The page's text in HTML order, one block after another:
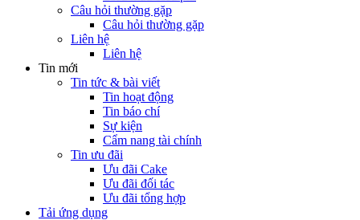
Câu hỏi thường gặp
Câu hỏi thường gặp
Liên hệ
Liên hệ
Tin mới
Tin tức & bài viết
Tin hoạt động
Tin báo chí
Sự kiện
Cẩm nang tài chính
Tin ưu đãi
Ưu đãi Cake
Ưu đãi đối tác
Ưu đãi tổng hợp
Tải ứng dụng